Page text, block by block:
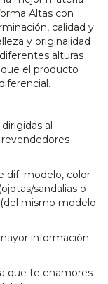
Altas con
calidad y
y originalidad
alturas
el producto
al
dif. modelo, color
sandalias o
(del mismo modelo
información
que te enamores